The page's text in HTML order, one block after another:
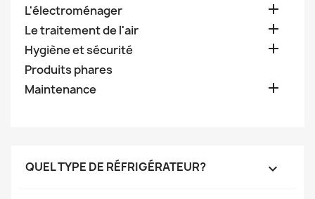
L'électroménager 
Le traitement de l'air 
Hygiène et sécurité 
Produits phares
Maintenance

QUEL TYPE DE RÉFRIGÉRATEUR? 